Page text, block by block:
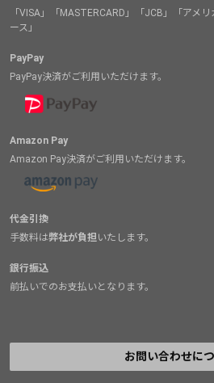
「VISA」「MASTERCARD」「JCB」「アメ
ース」
PayPay
PayPay決済がご利用いただけます。
Amazon Pay
Amazon Pay決済がご利用いただけます。
代金引換
手数料は弊社が負担 いたします。
銀行振込
前払いでのお支払いとなります。
お問い合わせに